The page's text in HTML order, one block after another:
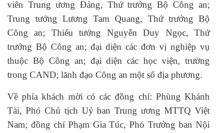
viên Trung ương Đảng, Thứ trưởng Bộ Công an;
Trung tướng Lương Tam Quang, Thứ trưởng Bộ
Công an; Thiếu tướng Nguyễn Duy Ngọc, Thứ
trưởng Bộ Công an; đại diện các đơn vị nghiệp vụ
thuộc Bộ Công an; đại diện các học viện, trường
trong CAND; lãnh đạo Công an một số địa phương.
Về phía khách mời có các đồng chí: Phùng Khánh
Tài, Phó Chủ tịch Uỷ ban Trung ương MTTQ Việt
Nam; đồng chí Phạm Gia Túc, Phó Trưởng ban Nội